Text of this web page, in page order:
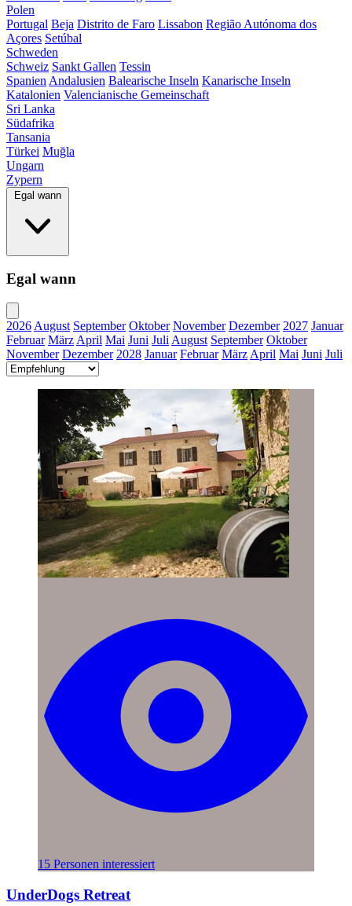
Polen
Portugal Beja Distrito de Faro Lissabon Região Autónoma dos
Açores Setúbal
Schweden
Schweiz Sankt Gallen Tessin
Spanien Andalusien Balearische Inseln Kanarische Inseln
Katalonien Valencianische Gemeinschaft
Sri Lanka
Südafrika
Tansania
Türkei Muğla
Ungarn
Zypern
Egal wann
Egal wann
2026 August September Oktober November Dezember 2027 Januar
Februar März April Mai Juni Juli August September Oktober
November Dezember 2028 Januar Februar März April Mai Juni Juli
15 Personen interessiert
UnderDogs Retreat